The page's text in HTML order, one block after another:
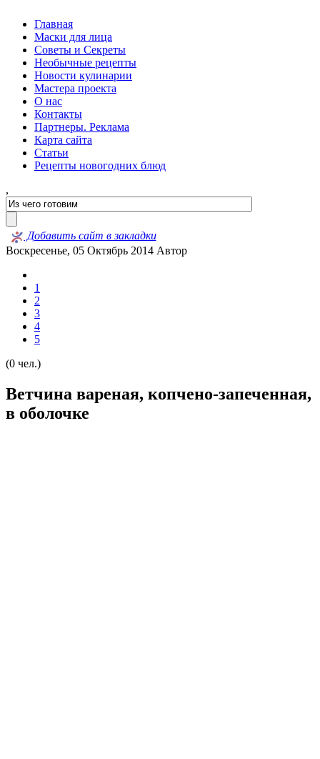
Главная
Маски для лица
Советы и Секреты
Необычные рецепты
Новости кулинарии
Мастера проекта
О нас
Контакты
Партнеры. Реклама
Карта сайта
Статьи
Рецепты новогодних блюд
,
Добавить сайт в закладки
Воскресенье, 05 Октябрь 2014 Автор
1
2
3
4
5
(0 чел.)
Ветчина вареная, копчено-запеченная,
в оболочке